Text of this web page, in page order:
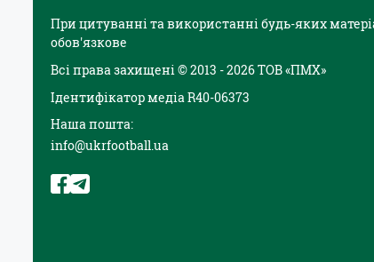
При цитуванні та використанні будь-яких
обов'язкове
Всі права захищені © 2013 - 2026 ТОВ «ПМХ»
Ідентифікатор медіа R40-06373
Наша пошта:
info@ukrfootball.ua